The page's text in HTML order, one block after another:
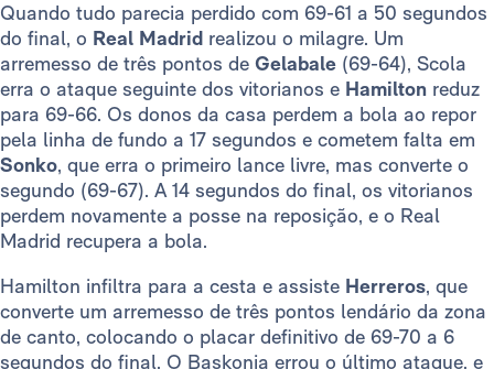
Quando tudo parecia perdido com 69-61 a 50 segundos
do final, o Real Madrid realizou o milagre. Um
arremesso de três pontos de Gelabale (69-64), Scola
erra o ataque seguinte dos vitorianos e Hamilton reduz
para 69-66. Os donos da casa perdem a bola ao repor
pela linha de fundo a 17 segundos e cometem falta em
Sonko, que erra o primeiro lance livre, mas converte o
segundo (69-67). A 14 segundos do final, os vitorianos
perdem novamente a posse na reposição, e o Real
Madrid recupera a bola.
Hamilton infiltra para a cesta e assiste Herreros, que
converte um arremesso de três pontos lendário da zona
de canto, colocando o placar definitivo de 69-70 a 6
segundos do final. O Baskonia errou o último ataque, e